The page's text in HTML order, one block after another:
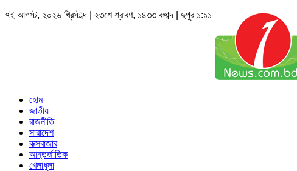
৭ই আগস্ট, ২০২৬ খ্রিস্টাব্দ | ২৩শে শ্রাবণ, ১৪৩৩ বঙ্গাব্দ | দুপুর ১:১১
হোম
জাতীয়
রাজনীতি
সারাদেশ
কক্সবাজার
আন্তর্জাতিক
খেলাধুলা